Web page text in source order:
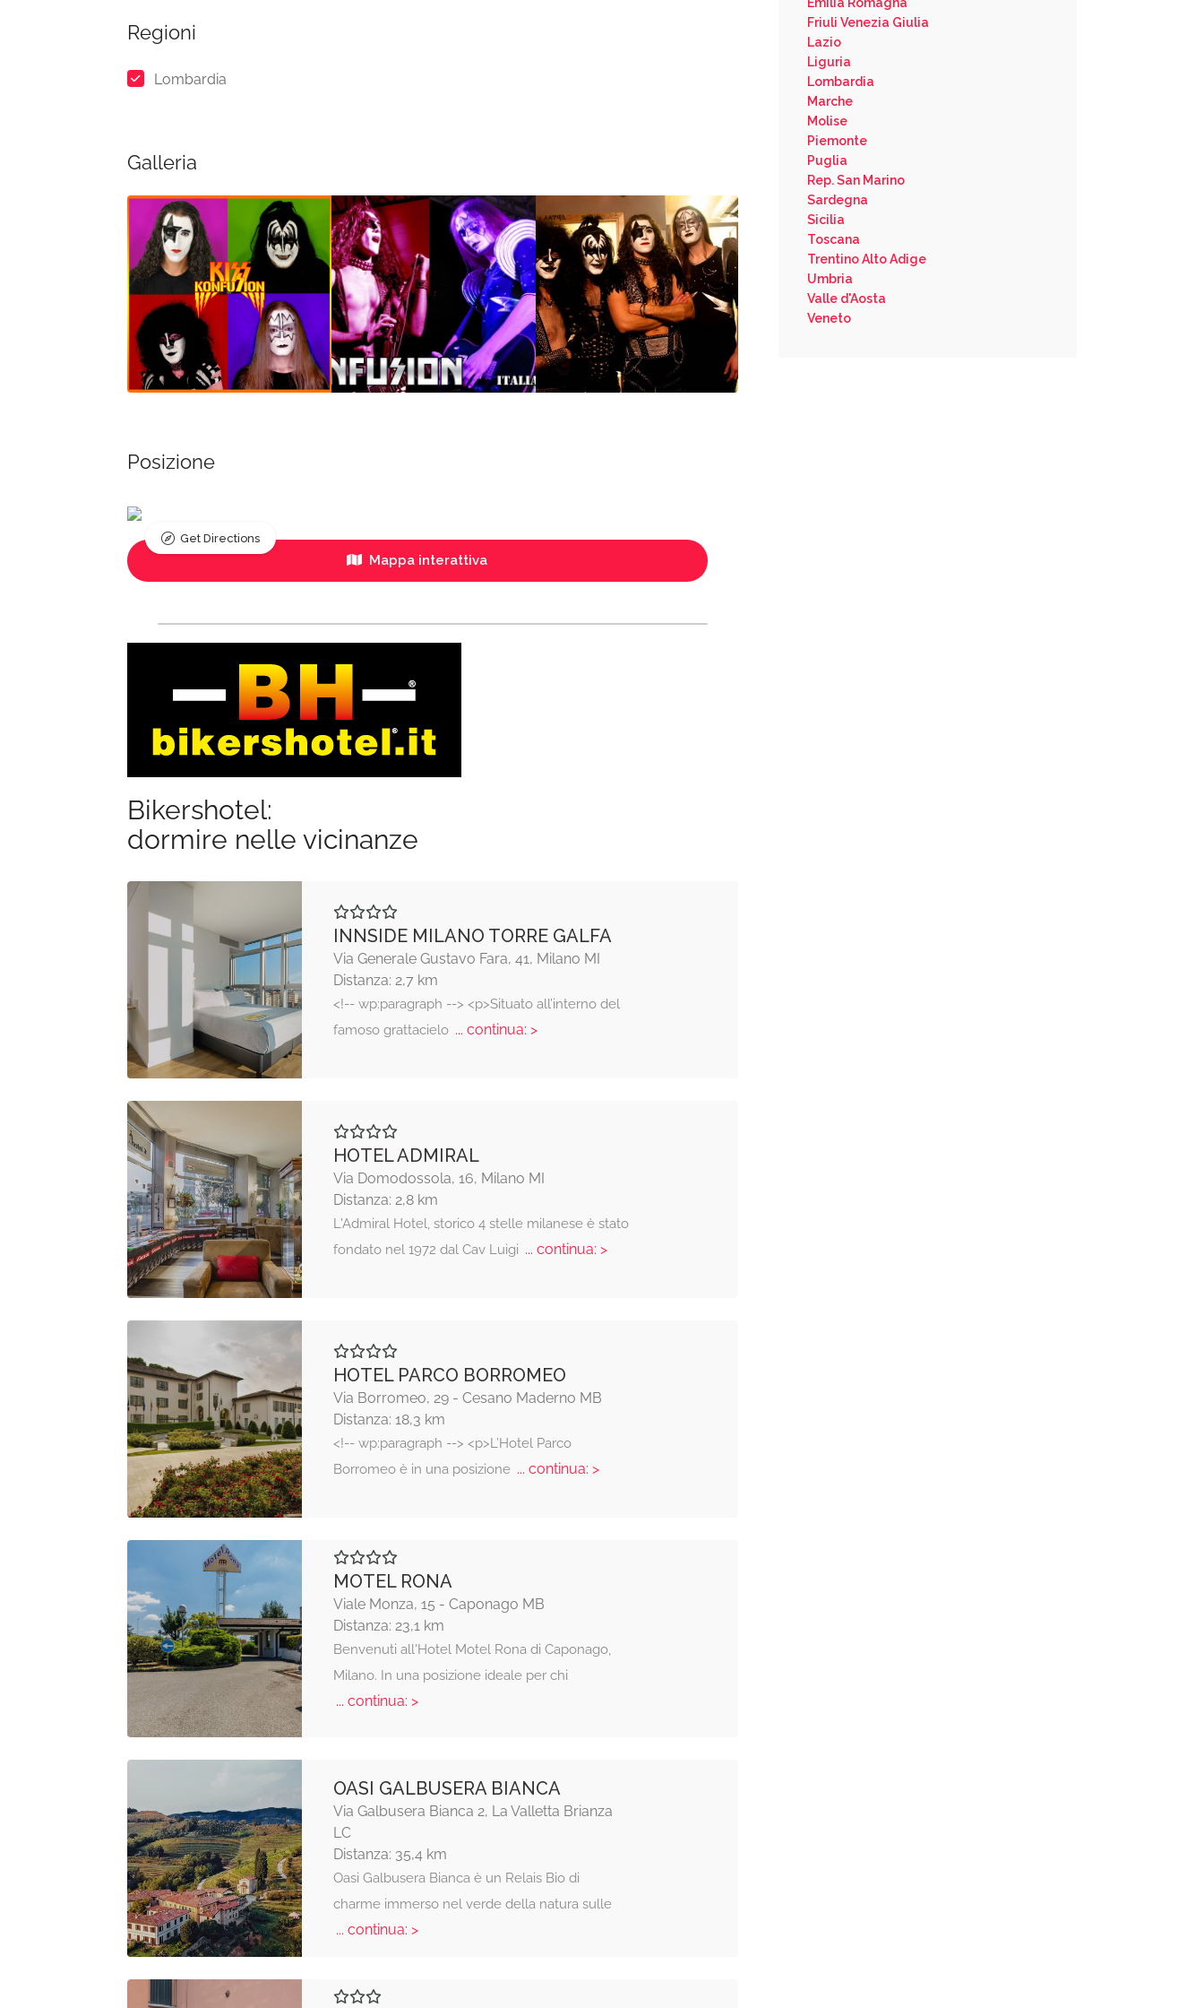
Regioni
Lombardia
Galleria
Posizione
Mappa interattiva
Get Directions
Bikershotel:
dormire nelle vicinanze
INNSIDE MILANO TORRE GALFA
Via Generale Gustavo Fara, 41, Milano MI
Distanza: 2,7 km
<!-- wp:paragraph --> <p>Situato all’interno del
famoso grattacielo... continua: >
HOTEL ADMIRAL
Via Domodossola, 16, Milano MI
Distanza: 2,8 km
L'Admiral Hotel, storico 4 stelle milanese è stato
fondato nel 1972 dal Cav Luigi... continua: >
HOTEL PARCO BORROMEO
Via Borromeo, 29 - Cesano Maderno MB
Distanza: 18,3 km
<!-- wp:paragraph --> <p>L’Hotel Parco
Borromeo è in una posizione... continua: >
MOTEL RONA
Viale Monza, 15 - Caponago MB
Distanza: 23,1 km
Benvenuti all'Hotel Motel Rona di Caponago,
Milano. In una posizione ideale per chi
... continua: >
OASI GALBUSERA BIANCA
Via Galbusera Bianca 2, La Valletta Brianza
LC
Distanza: 35,4 km
Oasi Galbusera Bianca è un Relais Bio di
charme immerso nel verde della natura sulle
... continua: >
Friuli Venezia Giulia
Lazio
Liguria
Lombardia
Marche
Molise
Piemonte
Puglia
Rep. San Marino
Sardegna
Sicilia
Toscana
Trentino Alto Adige
Umbria
Valle d'Aosta
Veneto